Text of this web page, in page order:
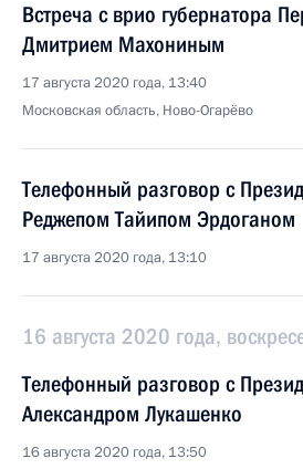
Встреча с врио губернатора
Дмитрием Махониным
17 августа 2020 года, 13:40
Московская область, Ново-Огарёво
Телефонный разговор с
Реджепом Тайипом Эрдоганом
17 августа 2020 года, 13:10
16 августа 2020 года,
Телефонный разговор с
Александром Лукашенко
16 августа 2020 года, 13:50